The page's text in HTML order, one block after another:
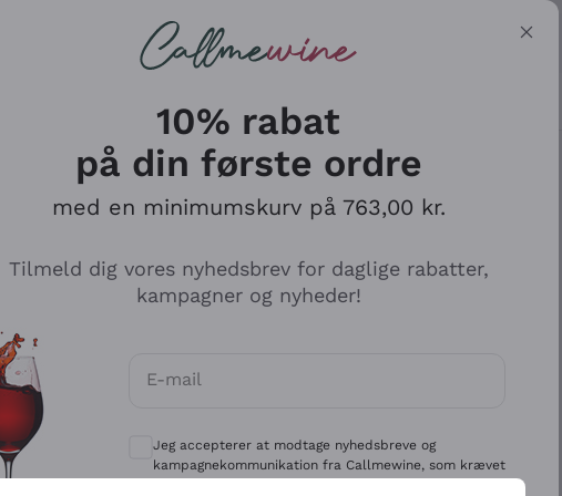
Antinori
Ca' del Bosco
Gavi
10% rabat
på din første ordre
med en minimumskurv på 763,00 kr.
Tilmeld dig vores nyhedsbrev for daglige rabatter,
kampagner og nyheder!
E-mail
Valgfrie samtykker for at modtage
Jeg accepterer at modtage nyhedsbreve og
kampagnekommunikation fra Callmewine, som krævet